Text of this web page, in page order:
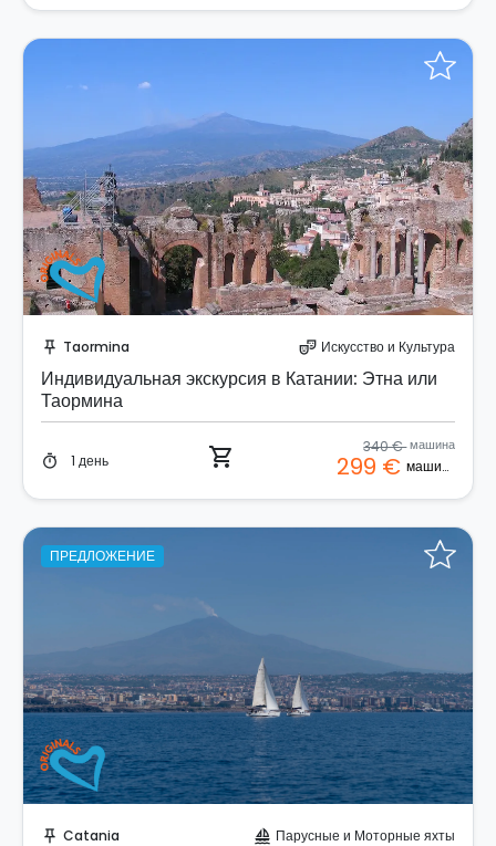
push_pin Taormina theater_comedy Искусство и Культура
Индивидуальная экскурсия в Катании: Этна или
Таормина
timer 1 день shopping_cart 340 €машина
299 € машина
ПРЕДЛОЖЕНИЕ
push_pin Catania sailing Парусные и Моторные яхты